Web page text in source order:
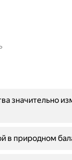
значительно
в природном